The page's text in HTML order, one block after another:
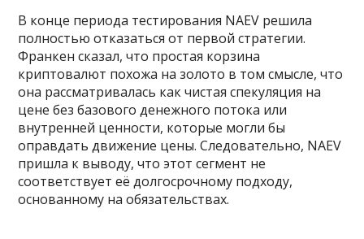
В конце периода тестирования NAEV решила
полностью отказаться от первой стратегии.
Франкен сказал, что простая корзина
криптовалют похожа на золото в том смысле, что
она рассматривалась как чистая спекуляция на
цене без базового денежного потока или
внутренней ценности, которые могли бы
оправдать движение цены. Следовательно, NAEV
пришла к выводу, что этот сегмент не
соответствует её долгосрочному подходу,
основанному на обязательствах.